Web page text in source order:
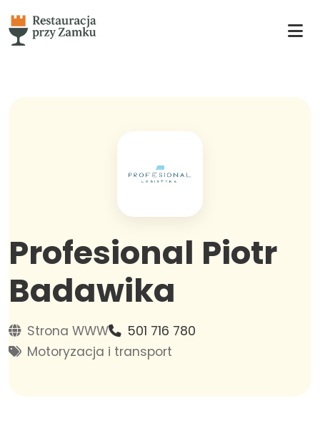
Profesional Piotr
Badawika
Strona WWW
501 716 780
Motoryzacja i transport